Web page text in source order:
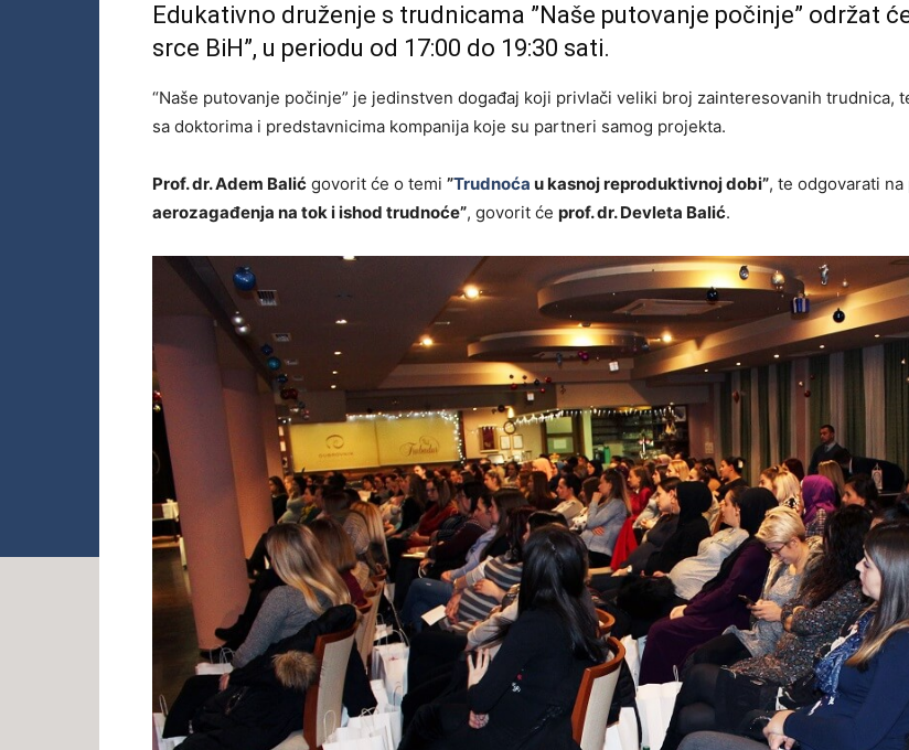
Edukativno druženje s trudnicama ”Naše putovanje počinje” održat
srce BiH”, u periodu od 17:00 do 19:30 sati.
“Naše putovanje počinje” je jedinstven događaj koji privlači veliki broj zainteresovanih
sa doktorima i predstavnicima kompanija koje su partneri samog projekta.
Prof. dr. Adem Balić govorit će o temi ”Trudnoća u kasnoj reproduktivnoj dobi”, te odgovarati
aerozagađenja na tok i ishod trudnoće”, govorit će prof. dr. Devleta Balić.